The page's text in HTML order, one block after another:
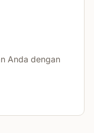
Anda dengan